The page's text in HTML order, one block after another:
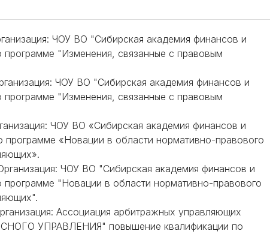
ЧОУ ВО "Сибирская академия финансов и
"Изменения, связанные с правовым
ЧОУ ВО "Сибирская академия финансов и
"Изменения, связанные с правовым
ЧОУ ВО «Сибирская академия финансов и
«Новации в области нормативно-правового
ЧОУ ВО "Сибирская академия финансов и
"Новации в области нормативно-правового
Ассоциация арбитражных управляющих
УПРАВЛЕНИЯ" повышение квалификации по